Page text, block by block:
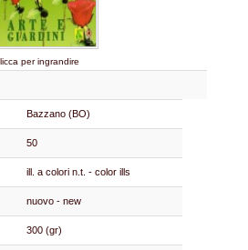
per ingrandire
Bazzano (BO)
50
ill. a colori n.t. - color ills
nuovo - new
300 (gr)